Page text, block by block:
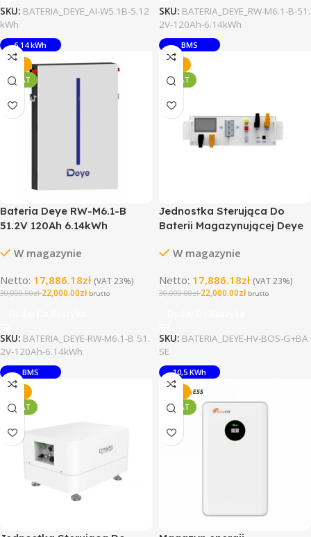
SKU: BATERIA_DEYE_Al-W5.1B-5.12
kWh
SKU: BATERIA_DEYE_RW-M6.1-B-51.
2V-120Ah-6.14kWh
6.14 kWh
-27%
10 LAT
Bateria Deye RW-M6.1-B
51.2V 120Ah 6.14kWh
W magazynie
Netto: 17,886.18zł (VAT 23%)
30,000.00zł 22,000.00zł brutto
SKU: BATERIA_DEYE-RW-M6.1-B 51.
2V-120Ah-6.14kWh
BMS
-27%
10 LAT
Jednostka Sterująca Do
Baterii Magazynującej Deye
W magazynie
Netto: 17,886.18zł (VAT 23%)
30,000.00zł 22,000.00zł brutto
SKU: BATERIA_DEYE-HV-BOS-G+BA
SE
BMS
-27%
10 LAT
10,5 KWh
-27%
10 LAT